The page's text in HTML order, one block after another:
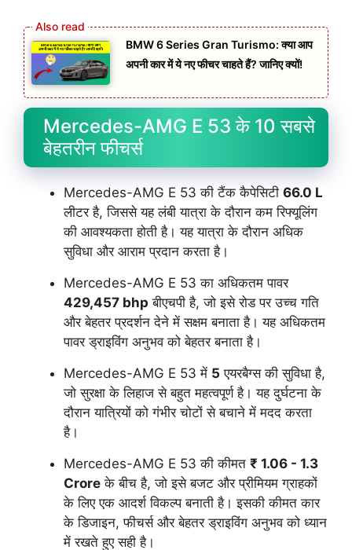
BMW 6 Series Gran Turismo: क्या आप
अपनी कार में ये नए फीचर चाहते हैं? जानिए क्यों!
Mercedes-AMG E 53 के 10 सबसे
बेहतरीन फीचर्स
Mercedes-AMG E 53 की टैंक कैपेसिटी 66.0 L
लीटर है, जिससे यह लंबी यात्रा के दौरान कम रिफ्यूलिंग
की आवश्यकता होती है। यह यात्रा के दौरान अधिक
सुविधा और आराम प्रदान करता है।
Mercedes-AMG E 53 का अधिकतम पावर
429,457 bhp बीएचपी है, जो इसे रोड पर उच्च गति
और बेहतर प्रदर्शन देने में सक्षम बनाता है। यह अधिकतम
पावर ड्राइविंग अनुभव को बेहतर बनाता है।
Mercedes-AMG E 53 में 5 एयरबैग्स की सुविधा है,
जो सुरक्षा के लिहाज से बहुत महत्वपूर्ण है। यह दुर्घटना के
दौरान यात्रियों को गंभीर चोटों से बचाने में मदद करता
है।
Mercedes-AMG E 53 की कीमत ₹ 1.06 - 1.3
Crore के बीच है, जो इसे बजट और प्रीमियम ग्राहकों
के लिए एक आदर्श विकल्प बनाती है। इसकी कीमत कार
के डिजाइन, फीचर्स और बेहतर ड्राइविंग अनुभव को ध्यान
में रखते हुए सही है।